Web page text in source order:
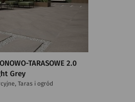
TARASOWE 2.0
Grey
Taras i ogród